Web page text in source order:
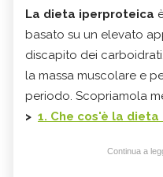
La dieta iperproteica
basato su un elevato
discapito dei
la massa muscolare e
periodo. Scopriamola
> 1. Che cos'è la
Continua a